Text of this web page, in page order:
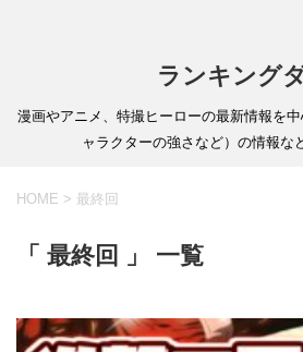
ランキング
漫画やアニメ、特撮ヒーローの最新情報を
ャラクターの強さなど）の情報な
HOME > 最終回
「 最終回 」 一覧